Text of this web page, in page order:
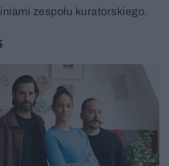
zespołu kuratorskiego.